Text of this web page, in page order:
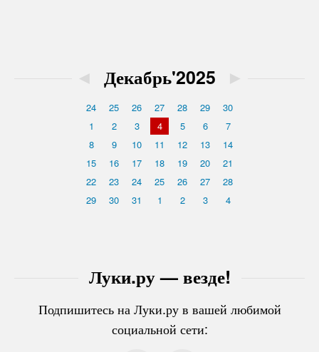
Луки.ру — везде!
Подпишитесь на Луки.ру в вашей любимой
социальной сети:
◄ Декабрь'2025 ►
24 25 26 27 28 29
30
1
2 3 4 5 6
7
8
9 10 11 12 13
14
15
16 17 18 19 20
21
22
23 24 25 26 27
28
29
30 31 1 2 3 4